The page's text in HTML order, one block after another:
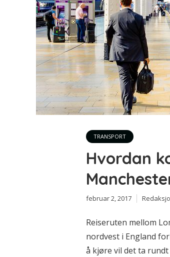
TRANSPORT
Hvordan
februar 2, 2017
Reiseruten mellom
nordvest i England
å kjøre vil det ta